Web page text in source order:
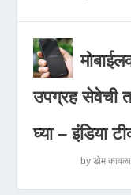
उपग्रह सेवेची
घ्या – इंडिया
byडोम कावळा